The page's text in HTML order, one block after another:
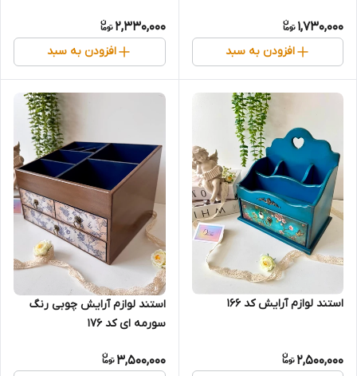
1,730,000
افزودن به سبد
2,330,000
افزودن به سبد
استند لوازم آرایش کد 166
2,500,000
استند لوازم آرایش چوبی رنگ
سورمه ای کد 176
3,500,000